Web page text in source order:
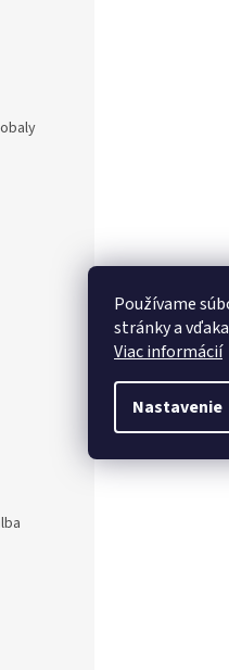
Používame
stránky a
Viac informácií
Nastavenie